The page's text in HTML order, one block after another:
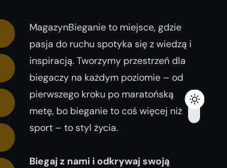
MagazynBieganie to miejsce, gdzie
pasja do ruchu spotyka się z wiedzą i
inspiracją. Tworzymy przestrzeń dla
biegaczy na każdym poziomie – od
pierwszego kroku po maratońską
metę, bo bieganie to coś więcej niż
sport – to styl życia.
Biegaj z nami i odkrywaj swoją